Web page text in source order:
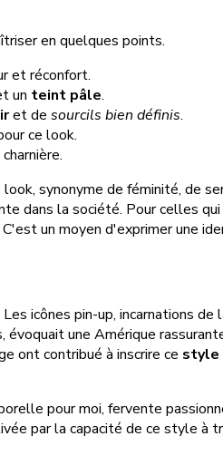
en quelques points.
et réconfort.
un teint pâle.
et de sourcils bien définis.
ce look.
look, synonyme de féminité,
dans la société. Pour celles
un moyen d'exprimer une
icônes pin-up, incarnations
une Amérique
ont contribué à inscrire ce style
pour moi, fervente
par la capacité de ce style à